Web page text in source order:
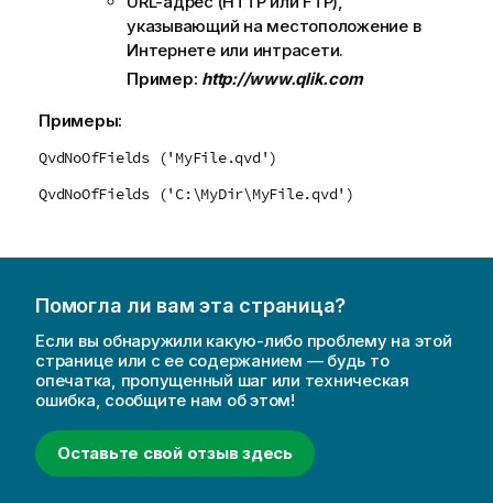
указывающий на местоположение в
Интернете или интрасети.
Пример: http://www.qlik.com
Примеры:
QvdNoOfFields ('MyFile.qvd')
QvdNoOfFields ('C:\MyDir\MyFile.qvd')
Помогла ли вам эта страница?
Если вы обнаружили какую-либо проблему на этой
странице или с ее содержанием — будь то
опечатка, пропущенный шаг или техническая
ошибка, сообщите нам об этом!
Оставьте свой отзыв здесь